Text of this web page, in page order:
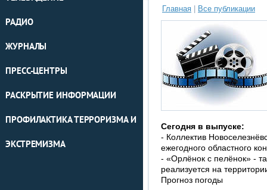
РАДИО
ЖУРНАЛЫ
ПРЕСС-ЦЕНТРЫ
РАСКРЫТИЕ ИНФОРМАЦИИ
ПРОФИЛАКТИКА ТЕРРОРИЗМА И
ЭКСТРЕМИЗМА
Главная Все публикации
Сегодня в выпуске:
- Коллектив
ежегодного областного
- «Орлёнок с пелёнок» -
реализуется на
Прогноз погоды